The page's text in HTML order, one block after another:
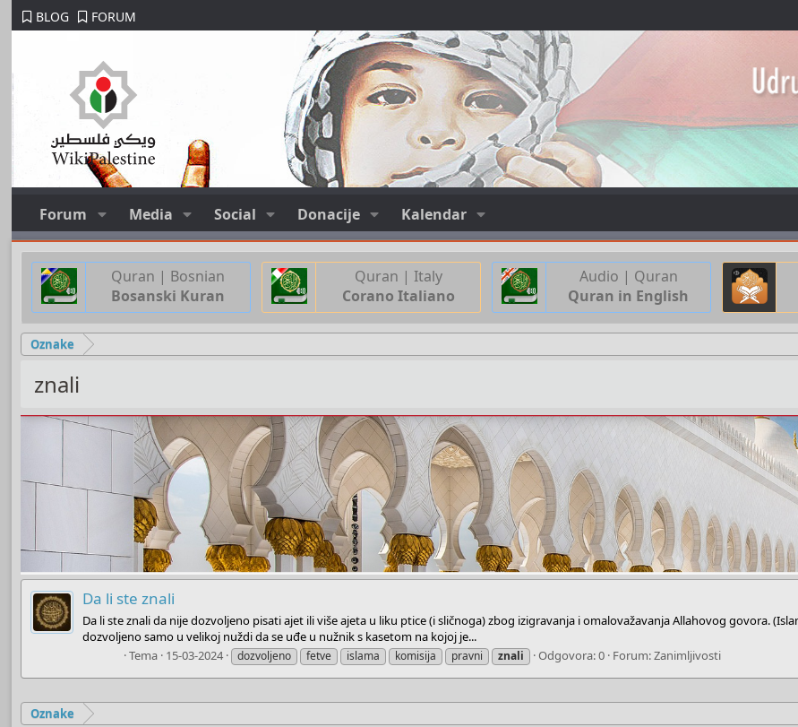
BLOG FORUM
Forum Media Social Donacije Kalendar
Quran | Bosnian
Bosanski Kuran
Quran | Italy
Corano Italiano
Audio | Quran
Quran in English
Oznake
znali
Da li ste znali
Da li ste znali da nije dozvoljeno pisati ajet ili više ajeta u liku ptice (i sličnoga) zbog izigravanja i omalovažavanja Allahovog govora.
dozvoljeno samo u velikoj nuždi da se uđe u nužnik s kasetom na kojoj je...
Tema 15-03-2024 dozvoljeno fetve islama komisija pravni znali Odgovora: 0 Forum:Zanimljivosti
Oznake